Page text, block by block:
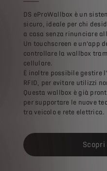
DS eProWallbox è un
sicuro, ideale per chi
a casa senza rinunciare
Un touchscreen e un’app
controllare la wallbox
cellulare.
È inoltre possibile gestire
RFID, per evitare utilizzi
Questa wallbox è già
per supportare le nuove
tra veicolo e rete elettrica.
Scopri